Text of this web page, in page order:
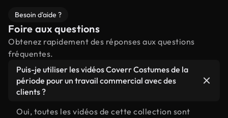
Besoin d'aide ?
Foire aux questions
Obtenez rapidement des réponses aux questions
fréquentes.
Puis-je utiliser les vidéos Coverr Costumes de la
période pour un travail commercial avec des
clients ?
Oui, toutes les vidéos de cette collection sont